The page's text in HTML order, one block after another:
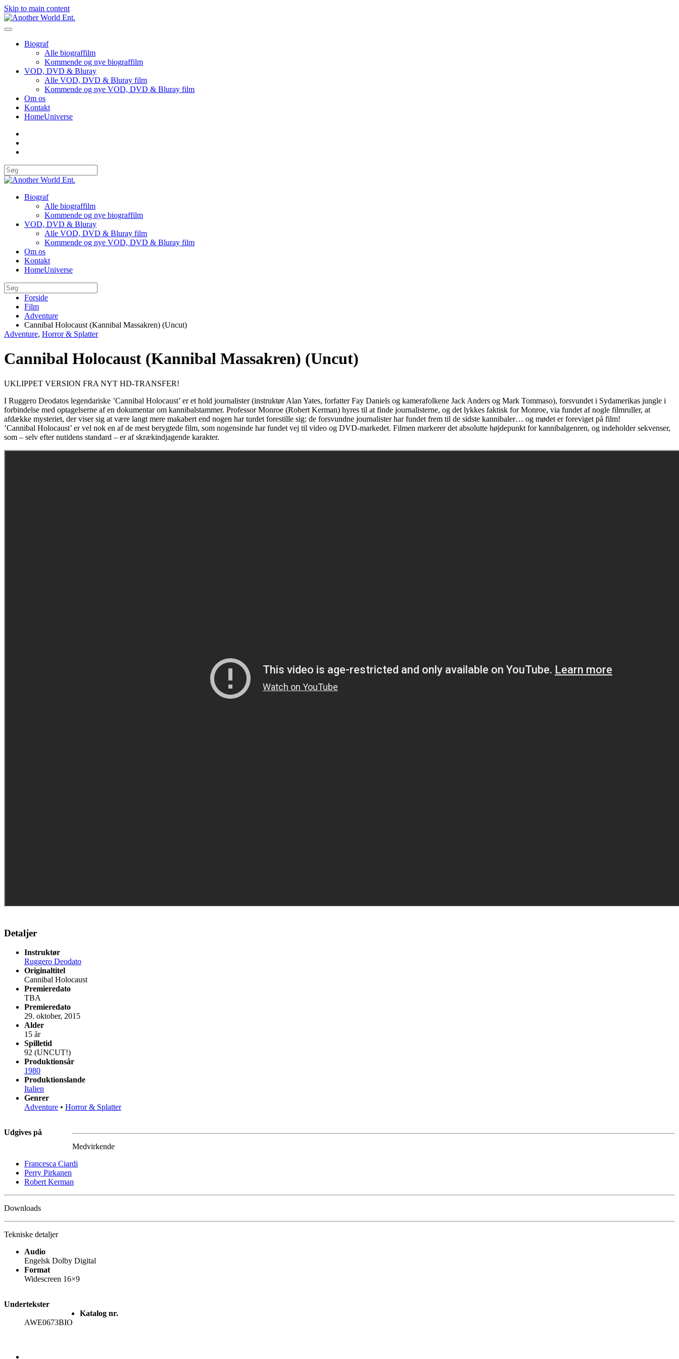
Skip to main content
Biograf
Alle biograffilm
Kommende og nye biograffilm
VOD, DVD & Bluray
Alle VOD, DVD & Bluray film
Kommende og nye VOD, DVD & Bluray film
Om os
Kontakt
HomeUniverse
Biograf
Alle biograffilm
Kommende og nye biograffilm
VOD, DVD & Bluray
Alle VOD, DVD & Bluray film
Kommende og nye VOD, DVD & Bluray film
Om os
Kontakt
HomeUniverse
Forside
Film
Adventure
Cannibal Holocaust (Kannibal Massakren) (Uncut)
Adventure, Horror & Splatter
Cannibal Holocaust (Kannibal Massakren) (Uncut)
UKLIPPET VERSION FRA NYT HD-TRANSFER!
I Ruggero Deodatos legendariske ’Cannibal Holocaust’ er et hold journalister (instruktør Alan Yates, forfatter Fay Daniels og kamerafolkene Jack Anders og Mark Tommaso), forsvundet i Sydamerikas jungle i
forbindelse med optagelserne af en dokumentar om kannibalstammer. Professor Monroe (Robert Kerman) hyres til at finde journalisterne, og det lykkes faktisk for Monroe, via fundet af nogle filmruller, at
afdække mysteriet, der viser sig at være langt mere makabert end nogen har turdet forestille sig: de forsvundne journalister har fundet frem til de sidste kannibaler… og mødet er foreviget på film!
’Cannibal Holocaust’ er vel nok en af de mest berygtede film, som nogensinde har fundet vej til video og DVD-markedet. Filmen markerer det absolutte højdepunkt for kannibalgenren, og indeholder sekvenser,
som – selv efter nutidens standard – er af skrækindjagende karakter.
Detaljer
Instruktør
Ruggero Deodato
Originaltitel
Cannibal Holocaust
Premieredato
TBA
Premieredato
29. oktober, 2015
Alder
15 år
Spilletid
92 (UNCUT!)
Produktionsår
1980
Produktionslande
Italien
Genrer
Adventure • Horror & Splatter
Udgives på
Medvirkende
Francesca Ciardi
Perry Pirkanen
Robert Kerman
Downloads
Tekniske detaljer
Audio
Engelsk Dolby Digital
Format
Widescreen 16×9
Undertekster
Katalog nr.
AWE0673BIO